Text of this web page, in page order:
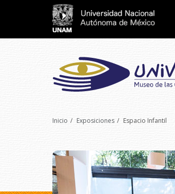
Inicio Exposiciones Espacio Infantil